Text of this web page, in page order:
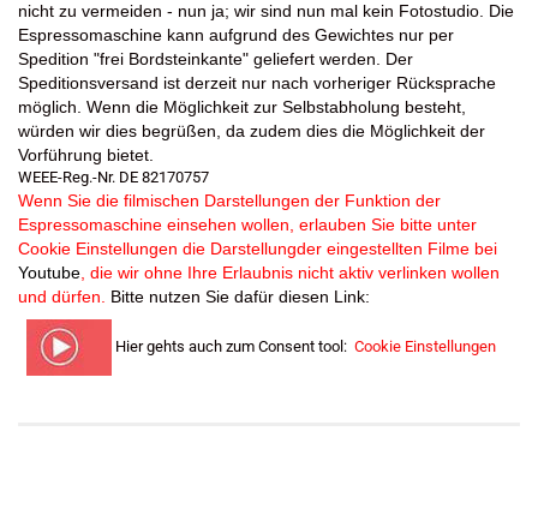
nicht zu vermeiden - nun ja; wir sind nun mal kein Fotostudio. Die
Espressomaschine kann aufgrund des Gewichtes nur per
Spedition "frei Bordsteinkante" geliefert werden. Der
Speditionsversand ist derzeit nur nach vorheriger Rücksprache
möglich. Wenn die Möglichkeit zur Selbstabholung besteht,
würden wir dies begrüßen, da zudem dies die Möglichkeit der
Vorführung bietet.
WEEE-Reg.-Nr. DE 82170757
Wenn Sie die filmischen Darstellungen der Funktion der
Espressomaschine einsehen wollen, erlauben Sie bitte unter
Cookie Einstellungen die Darstellungder eingestellten Filme bei
Youtube , die wir ohne Ihre Erlaubnis nicht aktiv verlinken wollen
und dürfen.
Bitte nutzen Sie dafür diesen Link:
Hier gehts auch zum Consent tool: Cookie Einstellungen